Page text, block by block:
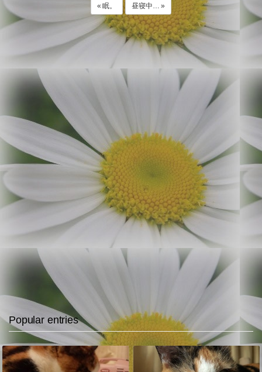
« 眠。 昼寝中… »
Popular entries